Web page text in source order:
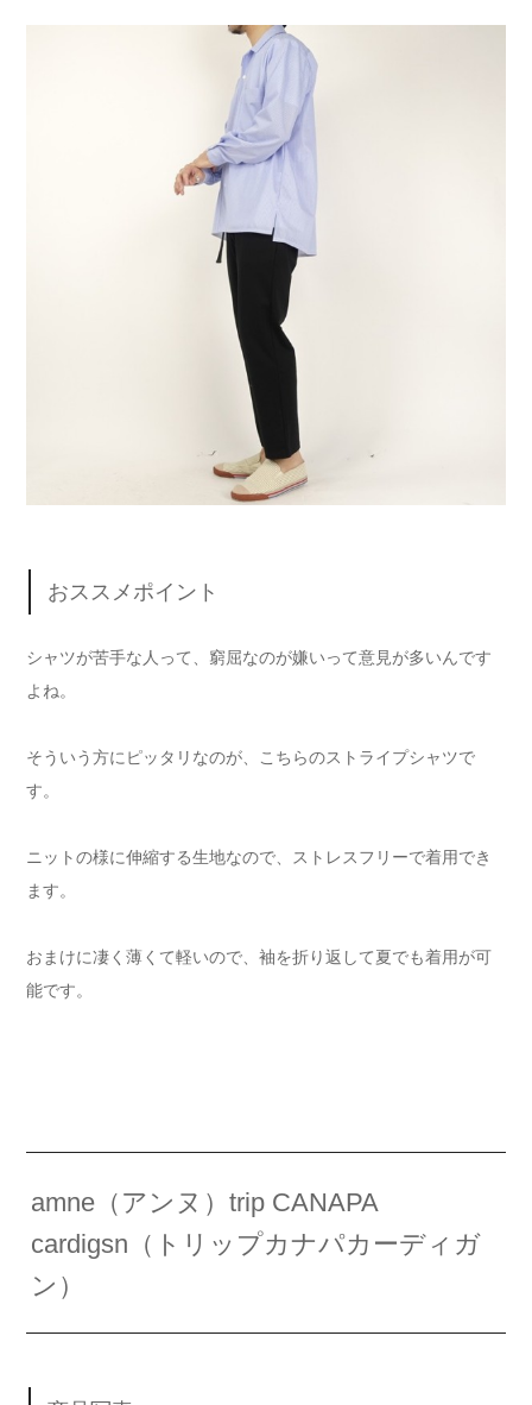
おススメポイント
シャツが苦手な人って、窮屈なのが嫌いって意見が多いんです
よね。
そういう方にピッタリなのが、こちらのストライプシャツで
す。
ニットの様に伸縮する生地なので、ストレスフリーで着用でき
ます。
おまけに凄く薄くて軽いので、袖を折り返して夏でも着用が可
能です。
amne（アンヌ）trip CANAPA
cardigsn（トリップカナパカーディガ
ン）